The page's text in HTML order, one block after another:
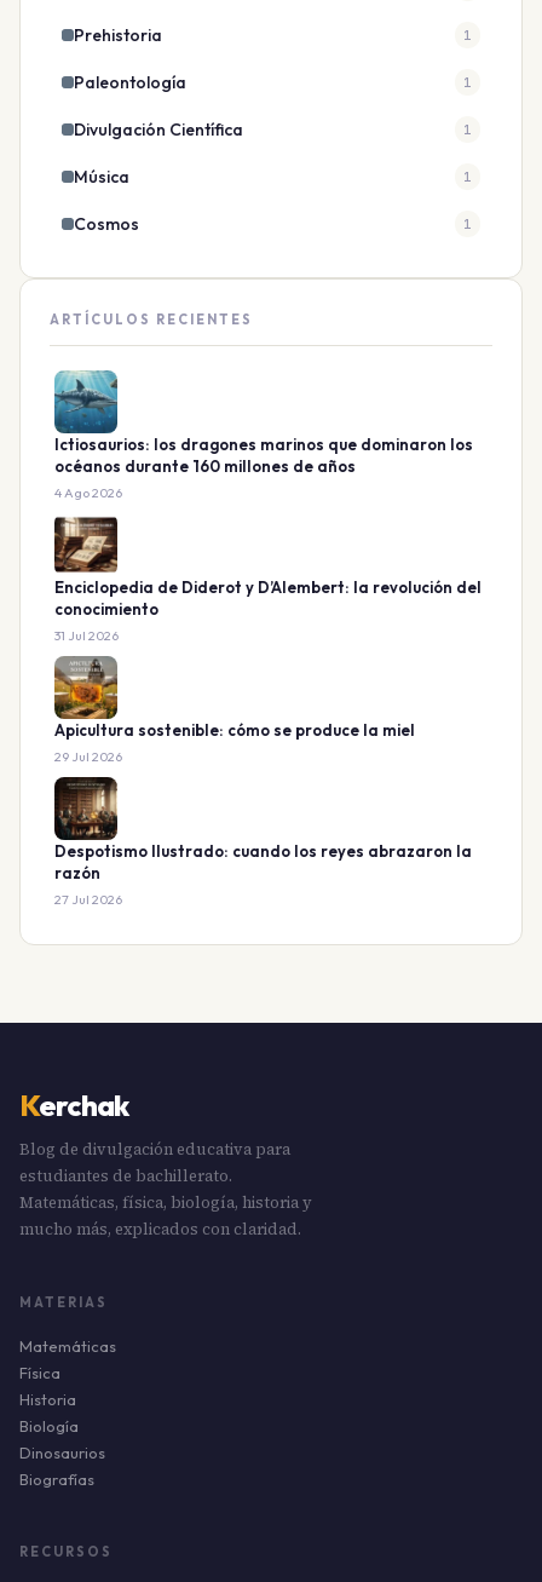
Prehistoria 1
Paleontología 1
Divulgación Científica 1
Música 1
Cosmos 1
ARTÍCULOS RECIENTES
Ictiosaurios: los dragones marinos que dominaron los
océanos durante 160 millones de años
4 Ago 2026
Enciclopedia de Diderot y D’Alembert: la revolución del
conocimiento
31 Jul 2026
Apicultura sostenible: cómo se produce la miel
29 Jul 2026
Despotismo Ilustrado: cuando los reyes abrazaron la
razón
27 Jul 2026
Kerchak
Blog de divulgación educativa para
estudiantes de bachillerato.
Matemáticas, física, biología, historia y
mucho más, explicados con claridad.
MATERIAS
Matemáticas
Física
Historia
Biología
Dinosaurios
Biografías
RECURSOS